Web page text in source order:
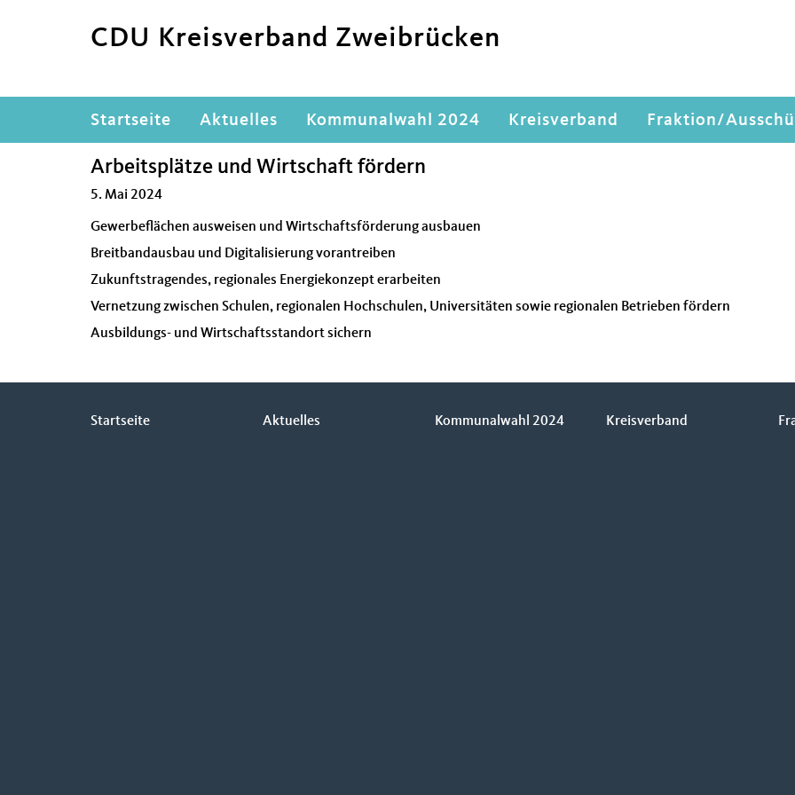
CDU Kreisverband Zweibrücken
Hauptnavigation
Startseite Aktuelles Kommunalwahl 2024 Kreisverband Fraktion/
Arbeitsplätze und Wirtschaft fördern
5. Mai 2024
Gewerbeflächen ausweisen und Wirtschaftsförderung ausbauen
Breitbandausbau und Digitalisierung vorantreiben
Zukunftstragendes, regionales Energiekonzept erarbeiten
Vernetzung zwischen Schulen, regionalen Hochschulen, Universitäten sowie regionalen Betrieben fördern
Ausbildungs- und Wirtschaftsstandort sichern
Seitenübersicht
Startseite Aktuelles Kommunalwahl 2024 Kreisverband